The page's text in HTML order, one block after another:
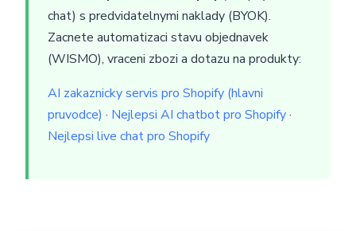
chat) s predvidatelnymi naklady (BYOK).
Zacnete automatizaci stavu objednavek
(WISMO), vraceni zbozi a dotazu na produkty:
AI zakaznicky servis pro Shopify (hlavni
pruvodce) · Nejlepsi AI chatbot pro Shopify·
Nejlepsi live chat pro Shopify